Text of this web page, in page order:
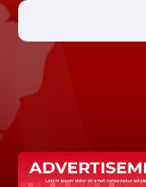
Skip
content